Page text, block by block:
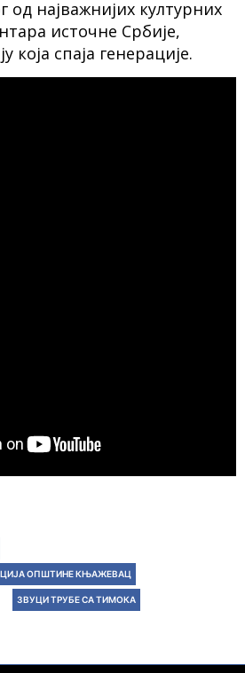
од најважнијих културних
источне Србије,
која спаја генерације.
ОПШТИНЕ КЊАЖЕВАЦ
ЗВУЦИ ТРУБЕ СА ТИМОКА